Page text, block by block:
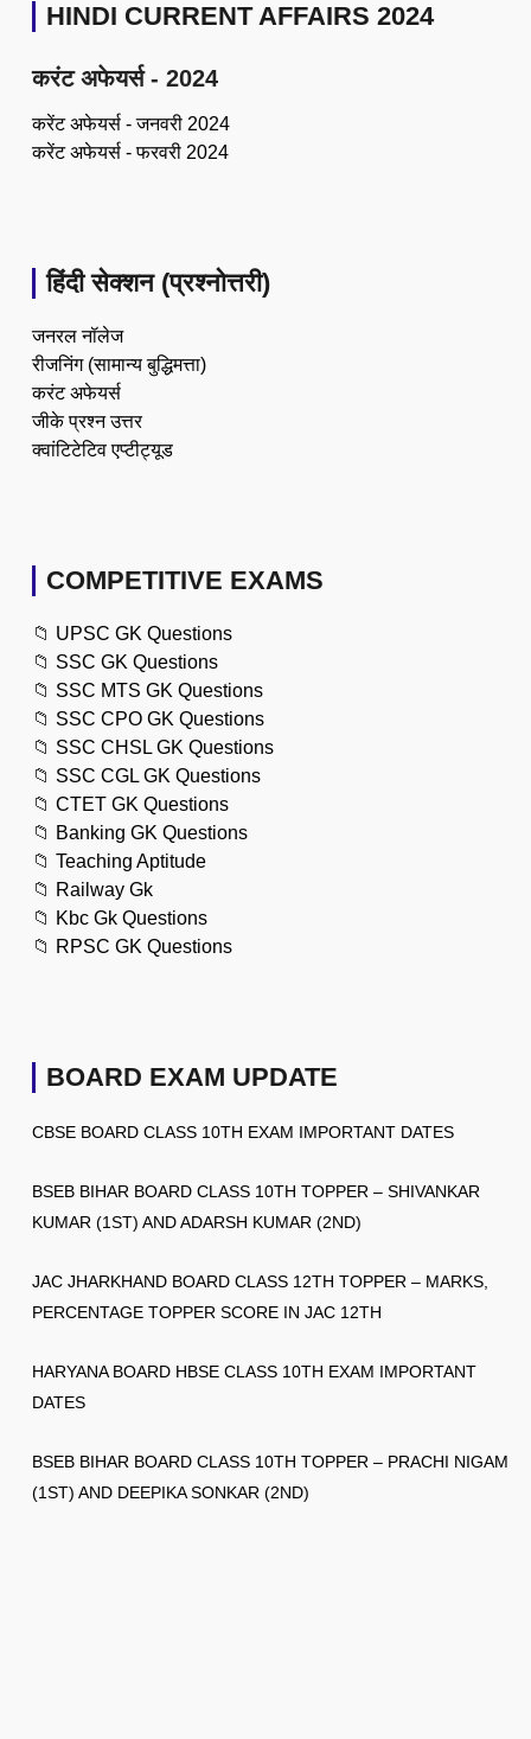
HINDI CURRENT AFFAIRS 2024
करंट अफेयर्स - 2024
करेंट अफेयर्स - जनवरी 2024
करेंट अफेयर्स - फरवरी 2024
हिंदी सेक्शन (प्रश्नोत्तरी)
जनरल नॉलेज
रीजनिंग (सामान्य बुद्धिमत्ता)
करंट अफेयर्स
जीके प्रश्न उत्तर
क्वांटिटेटिव एप्टीट्यूड
COMPETITIVE EXAMS
📁 UPSC GK Questions
📁 SSC GK Questions
📁 SSC MTS GK Questions
📁 SSC CPO GK Questions
📁 SSC CHSL GK Questions
📁 SSC CGL GK Questions
📁 CTET GK Questions
📁 Banking GK Questions
📁 Teaching Aptitude
📁 Railway Gk
📁 Kbc Gk Questions
📁 RPSC GK Questions
BOARD EXAM UPDATE
CBSE BOARD CLASS 10TH EXAM IMPORTANT DATES
BSEB BIHAR BOARD CLASS 10TH TOPPER – SHIVANKAR
KUMAR (1ST) AND ADARSH KUMAR (2ND)
JAC JHARKHAND BOARD CLASS 12TH TOPPER – MARKS,
PERCENTAGE TOPPER SCORE IN JAC 12TH
HARYANA BOARD HBSE CLASS 10TH EXAM IMPORTANT
DATES
BSEB BIHAR BOARD CLASS 10TH TOPPER – PRACHI NIGAM
(1ST) AND DEEPIKA SONKAR (2ND)